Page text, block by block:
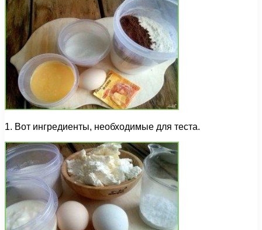
1. Вот ингредиенты, необходимые для теста.